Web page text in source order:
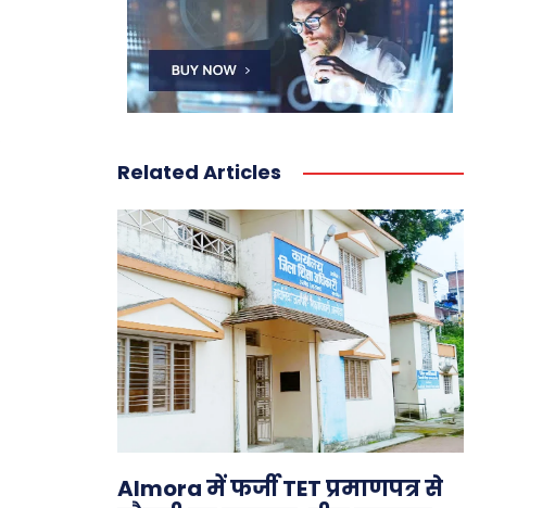
Related Articles
Almora में फर्जी TET प्रमाणपत्र से